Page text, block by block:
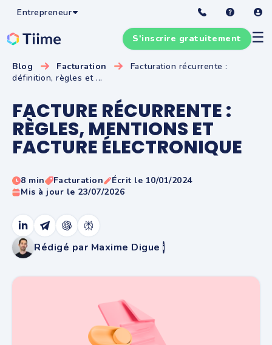
Entrepreneur
☰
S'inscrire gratuitement
Blog Facturation
Facturation récurrente :
définition, règles et ...
FACTURE RÉCURRENTE :
RÈGLES, MENTIONS ET
FACTURE ÉLECTRONIQUE
8 min Facturation
Écrit le 10/01/2024
Mis à jour le 23/07/2026
Rédigé par Maxime Digue i